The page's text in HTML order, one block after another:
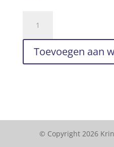
Artikel
inzake
Toevoegen aan
© Copyright 2026